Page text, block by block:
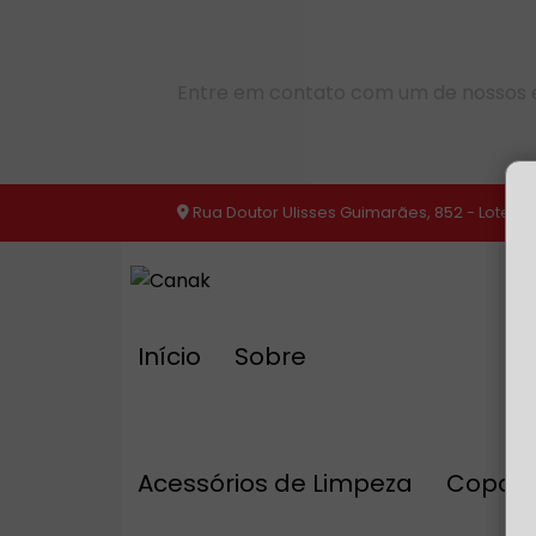
Rua Doutor Ulisses Guimarães, 852 -
Início
Sobre
Acessórios de Limpeza Copa